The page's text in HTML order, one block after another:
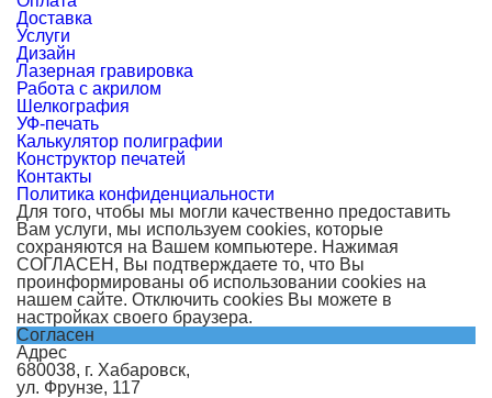
Доставка
Услуги
Дизайн
Лазерная гравировка
Работа с акрилом
Шелкография
УФ-печать
Калькулятор полиграфии
Конструктор печатей
Контакты
Политика конфиденциальности
Для того, чтобы мы могли качественно предоставить
Вам услуги, мы используем cookies, которые
сохраняются на Вашем компьютере. Нажимая
СОГЛАСЕН, Вы подтверждаете то, что Вы
проинформированы об использовании cookies на
нашем сайте. Отключить cookies Вы можете в
настройках своего браузера.
Согласен
Адрес
680038, г. Хабаровск,
ул. Фрунзе, 117